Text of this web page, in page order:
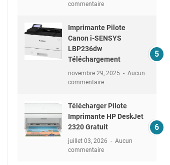
commentaire
Imprimante Pilote
Canon i-SENSYS
LBP236dw
Téléchargement
novembre 29, 2025
Aucun
commentaire
Télécharger Pilote
Imprimante HP DeskJet
2320 Gratuit
juillet 03, 2026
Aucun
commentaire